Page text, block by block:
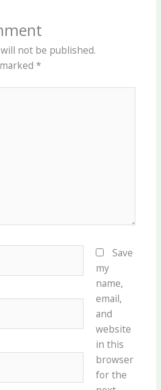
not be published.
*
Save
my
name,
email,
and
website
in this
browser
for the